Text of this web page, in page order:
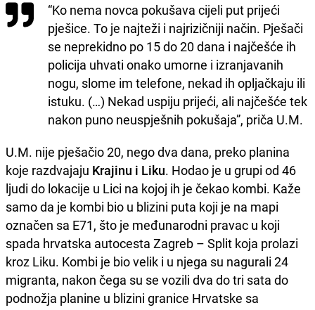
“Ko nema novca pokušava cijeli put prijeći
pješice. To je najteži i najrizičniji način. Pješači
se neprekidno po 15 do 20 dana i najčešće ih
policija uhvati onako umorne i izranjavanih
nogu, slome im telefone, nekad ih opljačkaju ili
istuku. (…) Nekad uspiju prijeći, ali najčešće tek
nakon puno neuspješnih pokušaja”, priča U.M.
U.M. nije pješačio 20, nego dva dana, preko planina
koje razdvajaju Krajinu i Liku. Hodao je u grupi od 46
ljudi do lokacije u Lici na kojoj ih je čekao kombi. Kaže
samo da je kombi bio u blizini puta koji je na mapi
označen sa E71, što je međunarodni pravac u koji
spada hrvatska autocesta Zagreb – Split koja prolazi
kroz Liku. Kombi je bio velik i u njega su nagurali 24
migranta, nakon čega su se vozili dva do tri sata do
podnožja planine u blizini granice Hrvatske sa